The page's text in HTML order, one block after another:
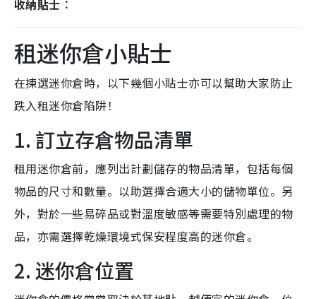
收納貼士︰
租迷你倉小貼士
在揀選迷你倉時，以下幾個小貼士亦可以幫助大家防止
跌入租迷你倉陷阱！
1. 訂立存倉物品清單
租用迷你倉前，應列出計劃儲存的物品清單，包括每個
物品的尺寸和數量。以助選擇合適大小的儲物單位。另
外，對於一些易碎品或對溫度敏感等需要特別處理的物
品，亦需選擇乾燥環境式保安程度高的迷你倉。
2. 迷你倉位置